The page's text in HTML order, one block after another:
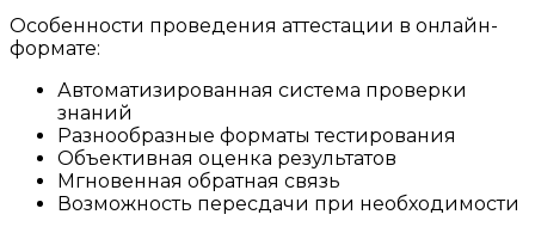
Особенности проведения аттестации в онлайн-
формате:
Автоматизированная система проверки
знаний
Разнообразные форматы тестирования
Объективная оценка результатов
Мгновенная обратная связь
Возможность пересдачи при необходимости